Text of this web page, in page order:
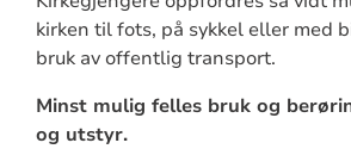
kirken til fots, på sykkel eller med
bruk av offentlig transport.
Minst mulig felles bruk og
og utstyr.